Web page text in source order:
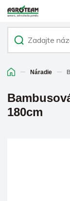
Náradie
180cm